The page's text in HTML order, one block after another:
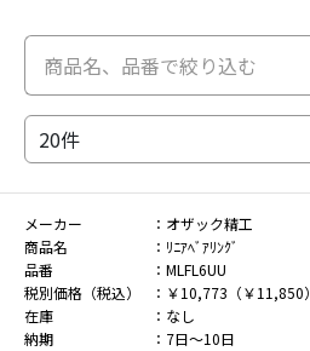
メーカー
オザック精工
商品名
ﾘﾆｱﾍﾞｱﾘﾝｸﾞ
品番
MLFL6UU
税別価格（税込）
￥10,773（￥11,850）
在庫
なし
納期
7日～10日